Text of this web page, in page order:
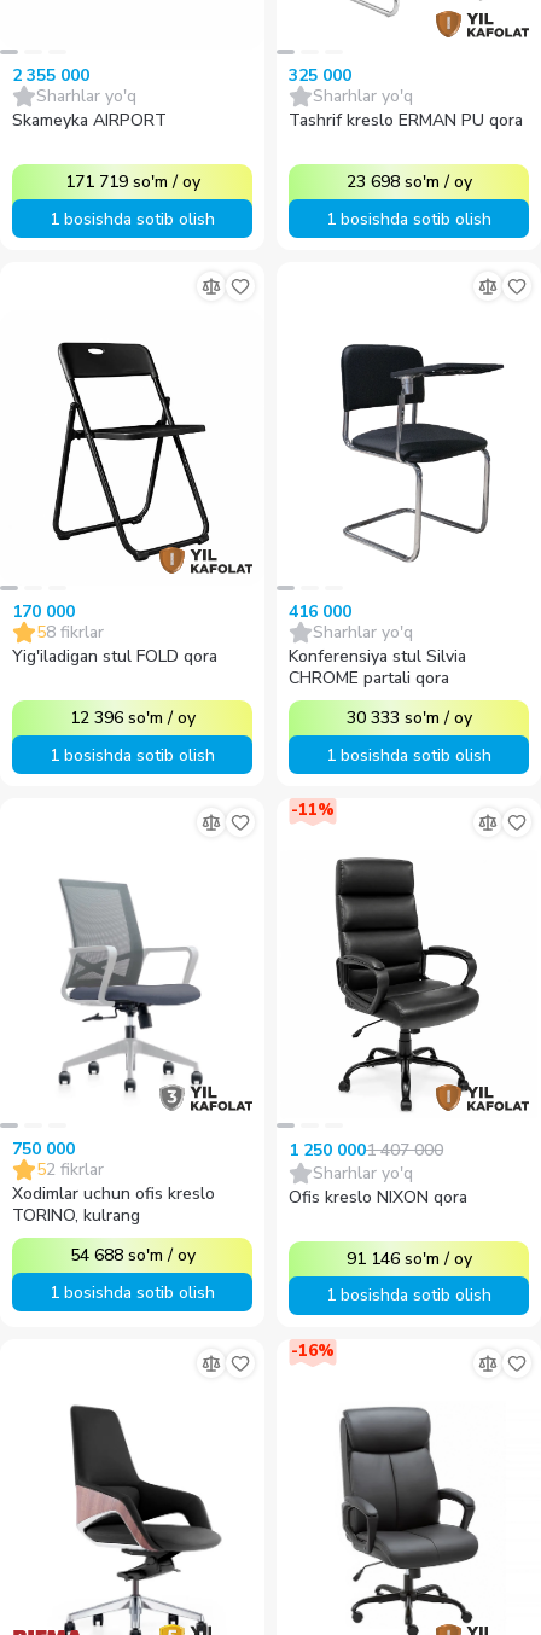
2 355 000
Sharhlar yo'q
Skameyka AIRPORT
171 719 so'm /oy
1 bosishda sotib olish
325 000
Sharhlar yo'q
Tashrif kreslo ERMAN PU qora
23 698 so'm /oy
1 bosishda sotib olish
170 000
58 fikrlar
Yig'iladigan stul FOLD qora
12 396 so'm /oy
1 bosishda sotib olish
416 000
Sharhlar yo'q
Konferensiya stul Silvia
CHROME partali qora
30 333 so'm /oy
1 bosishda sotib olish
750 000
52 fikrlar
Xodimlar uchun ofis kreslo
TORINO, kulrang
54 688 so'm /oy
1 bosishda sotib olish
-11%
1 250 0001 407 000
Sharhlar yo'q
Ofis kreslo NIXON qora
91 146 so'm /oy
1 bosishda sotib olish
-16%